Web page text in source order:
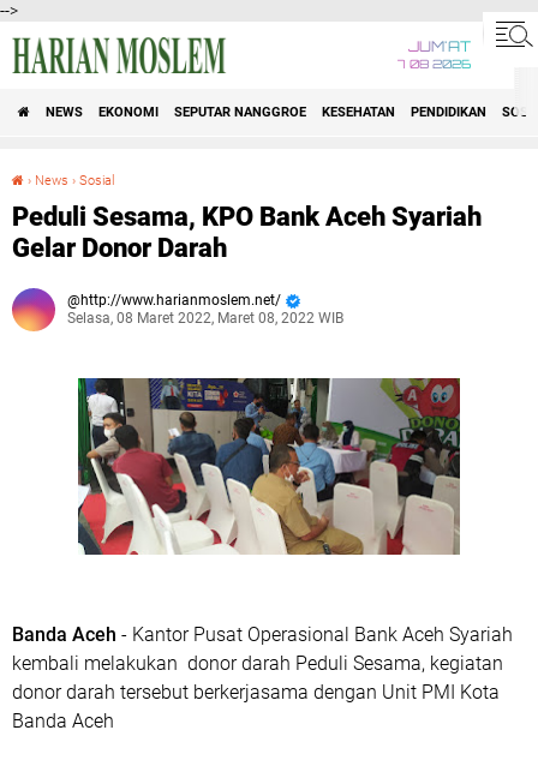
-->
JUM'AT
7 08 2026
NEWS EKONOMI SEPUTAR NANGGROE KESEHATAN PENDIDIKAN
› News › Sosial
Peduli Sesama, KPO Bank Aceh Syariah
Gelar Donor Darah
http://www.harianmoslem.net/
Selasa, 08 Maret 2022, Maret 08, 2022 WIB
Banda Aceh - Kantor Pusat Operasional Bank Aceh Syariah
kembali melakukan donor darah Peduli Sesama, kegiatan
donor darah tersebut berkerjasama dengan Unit PMI Kota
Banda Aceh